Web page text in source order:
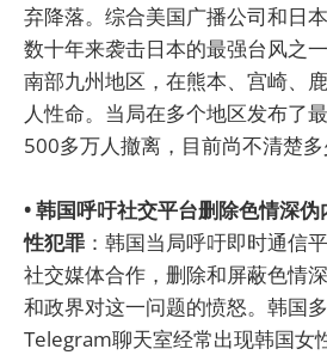
弃降落。综合美国广播公司和日
数十年来袭击日本的最强台风之
南部九州地区，在熊本、宫崎、
人性命。当局在多个地区发布了
500多万人撤离，目前尚不清楚多
• 韩国呼吁社交平台删除色情深
性犯罪 ：韩国当局呼吁即时通信
社交媒体合作，删除和屏蔽色情
和政界对这一问题的愤怒。韩国
Telegram聊天室经常出现韩国女